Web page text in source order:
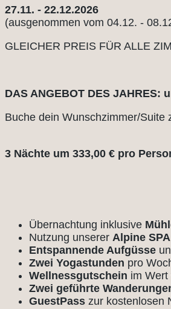
27.11. - 22.12.2026
(ausgenommen vom 04.12. -
GLEICHER PREIS FÜR ALLE
DAS ANGEBOT DES JAHRES:
Buche dein Wunschzimmer/
3 Nächte um 333,00 € pro
Übernachtung inklusive
Nutzung unserer Alpine
Entspannende Aufgüsse
Zwei Yogastunden pro
Wellnessgutschein im
Zwei geführte
GuestPass zur kostenlosen